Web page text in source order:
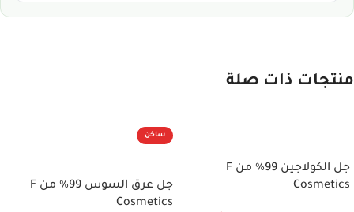
منتجات ذات صلة
جل الكولاجين 99% من F
Cosmetics
ساخن
جل عرق السوس 99% من F
Cosmetics